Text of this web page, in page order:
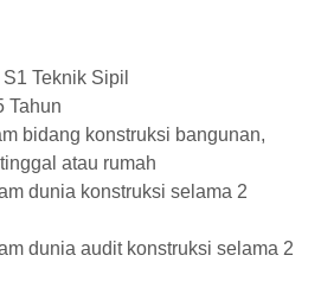
Teknik Sipil
Tahun
bidang konstruksi bangunan,
atau rumah
dunia konstruksi selama 2
dunia audit konstruksi selama 2